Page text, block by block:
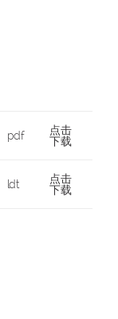
pdf
点击
下载
ldt
点击
下载